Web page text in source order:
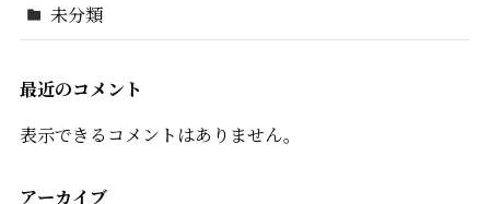
未分類
最近のコメント
表示できるコメントはありません。
アーカイブ